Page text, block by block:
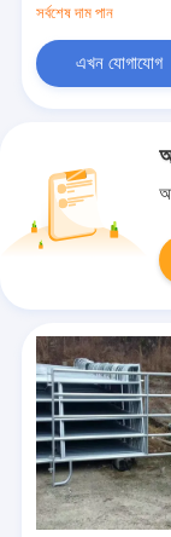
সর্বশেষ দাম পান
এখন যোগাযোগ